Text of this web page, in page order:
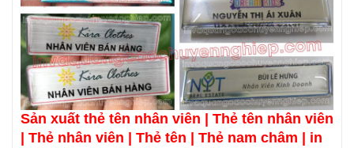
Sản xuất thẻ tên nhân viên | Thẻ tên nhân viên
| Thẻ nhân viên | Thẻ tên | Thẻ nam châm | in